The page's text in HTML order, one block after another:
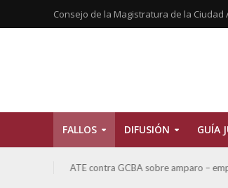
Consejo de la Magistratura de la
FALLOS DIFUSIÓN GUÍA
sobre amparo – empleo publico otros